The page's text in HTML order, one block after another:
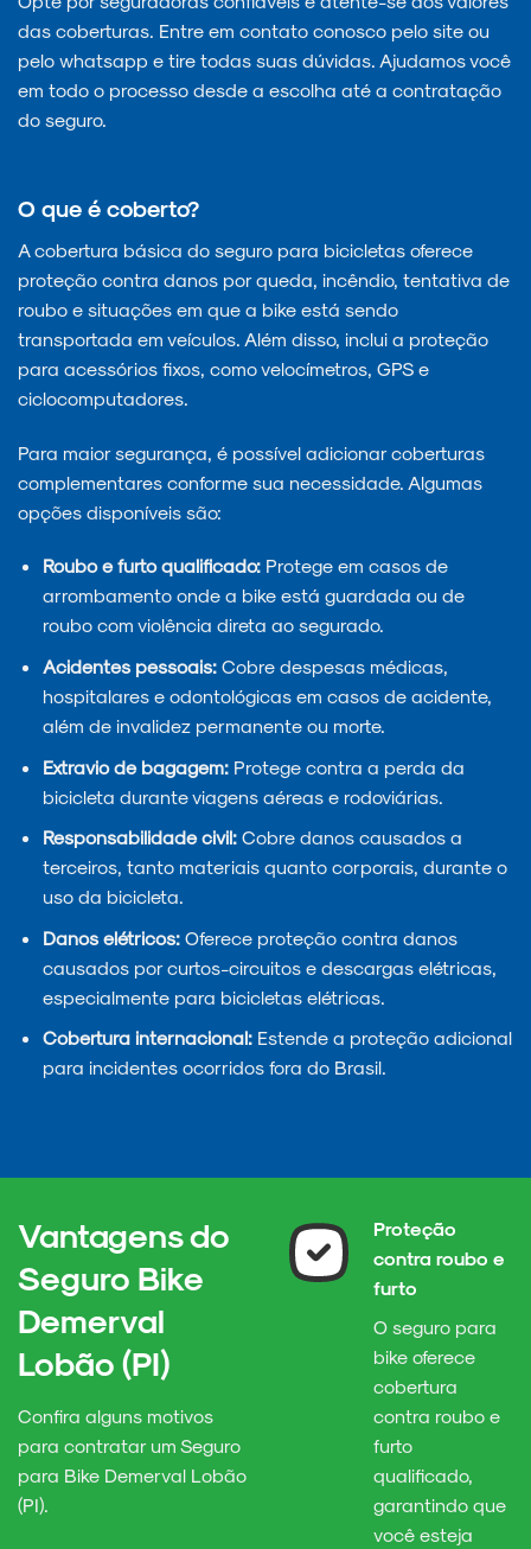
das coberturas. Entre em contato conosco pelo site ou
pelo whatsapp e tire todas suas dúvidas. Ajudamos você
em todo o processo desde a escolha até a contratação
do seguro.
O que é coberto?
A cobertura básica do seguro para bicicletas oferece
proteção contra danos por queda, incêndio, tentativa de
roubo e situações em que a bike está sendo
transportada em veículos. Além disso, inclui a proteção
para acessórios fixos, como velocímetros, GPS e
ciclocomputadores.
Para maior segurança, é possível adicionar coberturas
complementares conforme sua necessidade. Algumas
opções disponíveis são:
Roubo e furto qualificado:Protege em casos de
arrombamento onde a bike está guardada ou de
roubo com violência direta ao segurado.
Acidentes pessoais:Cobre despesas médicas,
hospitalares e odontológicas em casos de acidente,
além de invalidez permanente ou morte.
Extravio de bagagem:Protege contra a perda da
bicicleta durante viagens aéreas e rodoviárias.
Responsabilidade civil:Cobre danos causados a
terceiros, tanto materiais quanto corporais, durante o
uso da bicicleta.
Danos elétricos:Oferece proteção contra danos
causados por curtos-circuitos e descargas elétricas,
especialmente para bicicletas elétricas.
Cobertura internacional:Estende a proteção adicional
para incidentes ocorridos fora do Brasil.
Vantagens do
Seguro Bike
Demerval
Lobão (PI)
Confira alguns motivos
para contratar um Seguro
para Bike Demerval Lobão
(PI).
Proteção
contra roubo e
furto
O seguro para
bike oferece
cobertura
contra roubo e
furto
qualificado,
garantindo que
você esteja